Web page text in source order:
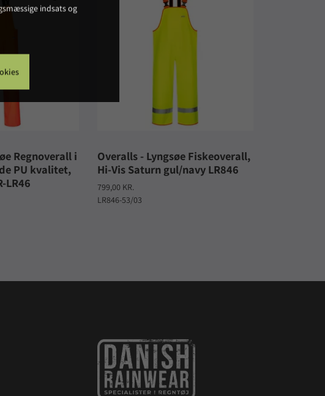
Regnoverall i
PU kvalitet,
LR46
Overalls - Lyngsøe Fiskeoverall,
Hi-Vis Saturn gul/navy LR846
799,00 KR.
LR846-53/03
indsats og